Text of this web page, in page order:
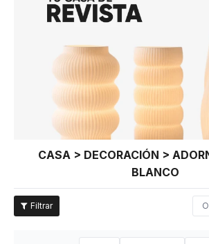
CASA > DECORACIÓN >
BLANCO